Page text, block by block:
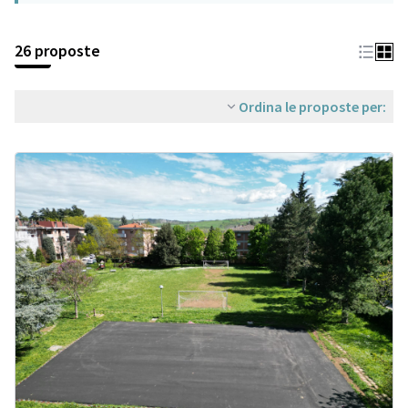
26 proposte
Ordina le proposte per: